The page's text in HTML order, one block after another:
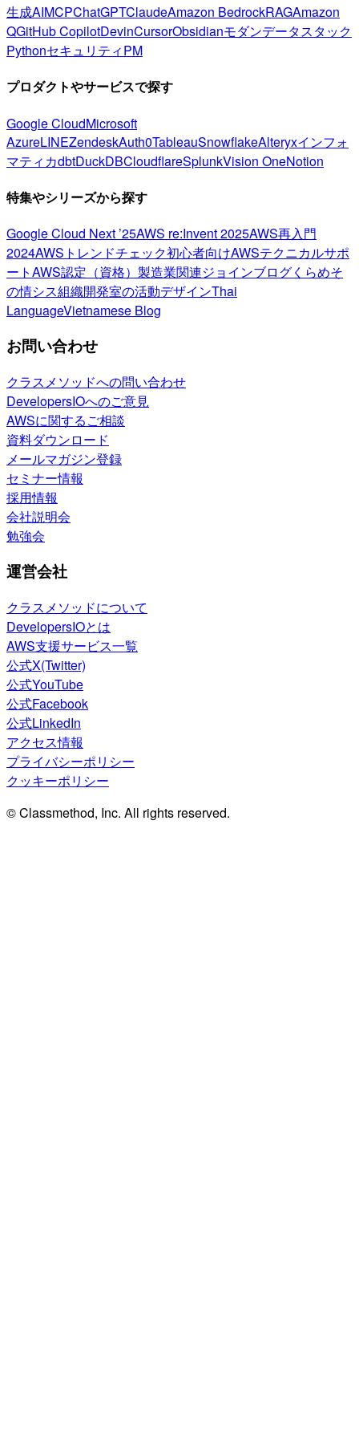
生成AIMCPChatGPTClaudeAmazon BedrockRAGAmazon
QGitHub CopilotDevinCursorObsidianモダンデータスタック
PythonセキュリティPM
プロダクトやサービスで探す
Google CloudMicrosoft
AzureLINEZendeskAuth0TableauSnowflakeAlteryxインフォ
マティカdbtDuckDBCloudflareSplunkVision OneNotion
特集やシリーズから探す
Google Cloud Next ’25AWS re:Invent 2025AWS再入門
2024AWSトレンドチェック初心者向けAWSテクニカルサポ
ートAWS認定（資格） 製造業関連ジョインブログくらめそ
の情シス組織開発室の活動デザインThai
LanguageVietnamese Blog
お問い合わせ
クラスメソッドへの問い合わせ
DevelopersIOへのご意見
AWSに関するご相談
資料ダウンロード
メールマガジン登録
セミナー情報
採用情報
会社説明会
勉強会
運営会社
クラスメソッドについて
DevelopersIOとは
AWS支援サービス一覧
公式X(Twitter)
公式YouTube
公式Facebook
公式LinkedIn
アクセス情報
プライバシーポリシー
クッキーポリシー
© Classmethod, Inc. All rights reserved.